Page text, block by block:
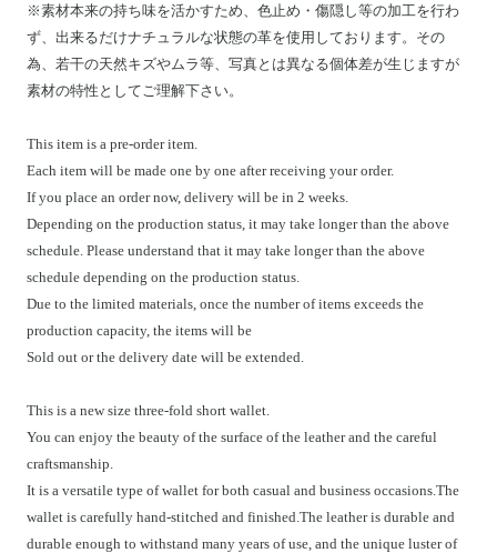
※素材本来の持ち味を活かすため、色止め・傷隠し等の加工を行わ
ず、出来るだけナチュラルな状態の革を使用しております。その
為、若干の天然キズやムラ等、写真とは異なる個体差が生じますが
素材の特性としてご理解下さい。
This item is a pre-order item.
Each item will be made one by one after receiving your order.
If you place an order now, delivery will be in 2 weeks.
Depending on the production status, it may take longer than the above
schedule. Please understand that it may take longer than the above
schedule depending on the production status.
Due to the limited materials, once the number of items exceeds the
production capacity, the items will be
Sold out or the delivery date will be extended.
This is a new size three-fold short wallet.
You can enjoy the beauty of the surface of the leather and the careful
craftsmanship.
It is a versatile type of wallet for both casual and business occasions.The
wallet is carefully hand-stitched and finished.The leather is durable and
durable enough to withstand many years of use, and the unique luster of